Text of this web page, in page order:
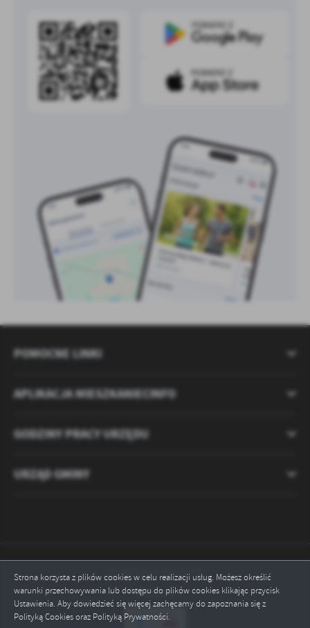
Strona korzysta z plików cookies w celu realizacji usług. Możesz określić
warunki przechowywania lub dostępu do plików cookies klikając przycisk
Ustawienia. Aby dowiedzieć się więcej zachęcamy do zapoznania się z
Polityką Cookies oraz Polityką Prywatności.
POMOCNE LINKI
APLIKACJA MIESZKANIECINFO
GODZINY PRACY URZĘDU
URZĄD GMINY
Odwiedzin: 2121270
Online: 2